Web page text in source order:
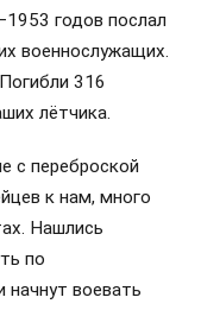
годов послал
военнослужащих.
316
лётчика.
с переброской
к нам, много
Нашлись
по
начнут воевать